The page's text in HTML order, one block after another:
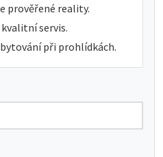
prověřené reality.
servis.
při prohlídkách.